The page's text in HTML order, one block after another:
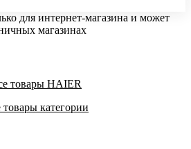
для интернет-магазина и может
магазинах
товары HAIER
товары категории